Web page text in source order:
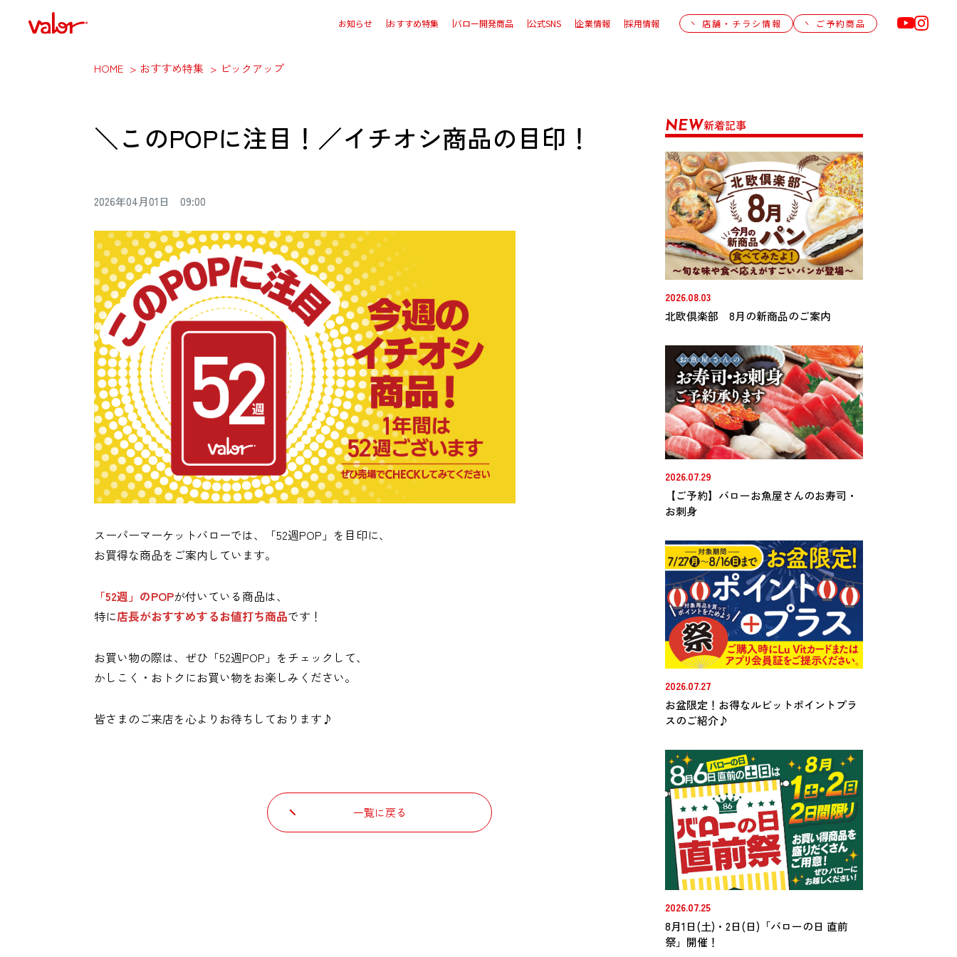
お知らせ おすすめ特集 バロー開発商品 公式SNS 企業情報 採用情報 店舗・チラシ情報 ご予約商品
HOME おすすめ特集 ピックアップ
＼このPOPに注目！／イチオシ商品の目印！
2026年04月01日 09:00
スーパーマーケットバローでは、「52週POP」を目印に、
お買得な商品をご案内しています。
「52週」のPOPが付いている商品は、
特に店長がおすすめするお値打ち商品です！
お買い物の際は、ぜひ「52週POP」をチェックして、
かしこく・おトクにお買い物をお楽しみください。
皆さまのご来店を心よりお待ちしております♪
一覧に戻る
NEW新着記事
2026.08.03
北欧倶楽部 8月の新商品のご案内
2026.07.29
【ご予約】バローお魚屋さんのお寿司・
お刺身
2026.07.27
お盆限定！お得なルビットポイントプラ
スのご紹介♪
2026.07.25
8月1日(土)・2日(日)「バローの日 直前
祭」開催！